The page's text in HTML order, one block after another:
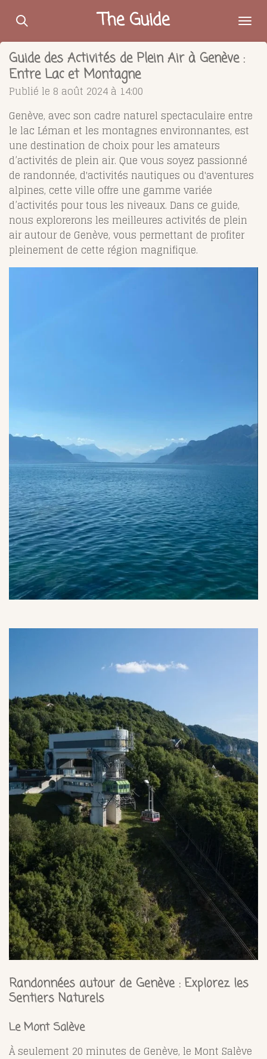
Passer
contenu
principal
The Guide
Guide des Activités de Plein Air à Genève :
Entre Lac et Montagne
Publié le 8 août 2024 à 14:00
Genève, avec son cadre naturel spectaculaire entre
le lac Léman et les montagnes environnantes, est
une destination de choix pour les amateurs
d’activités de plein air. Que vous soyez passionné
de randonnée, d'activités nautiques ou d'aventures
alpines, cette ville offre une gamme variée
d’activités pour tous les niveaux. Dans ce guide,
nous explorerons les meilleures activités de plein
air autour de Genève, vous permettant de profiter
pleinement de cette région magnifique.
Randonnées autour de Genève : Explorez les
Sentiers Naturels
Le Mont Salève
À seulement 20 minutes de Genève, le Mont Salève